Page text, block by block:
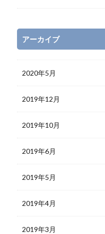
アーカイブ
2020年5月
2019年12月
2019年10月
2019年6月
2019年5月
2019年4月
2019年3月